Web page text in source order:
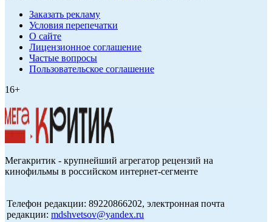
Заказать рекламу
Условия перепечатки
О сайте
Лицензионное соглашение
Частые вопросы
Пользовательское соглашение
16+
Мегакритик - крупнейший агрегатор рецензий на
кинофильмы в российском интернет-сегменте
Телефон редакции: 89220866202, электронная почта
редакции: mdshvetsov@yandex.ru